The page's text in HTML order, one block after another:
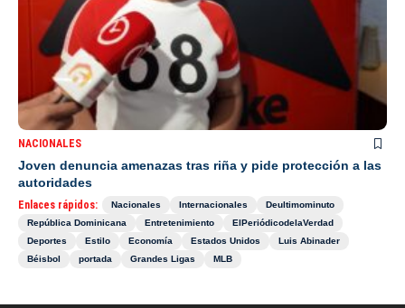
NACIONALES
Joven denuncia amenazas tras riña y pide protección a las
autoridades
Enlaces rápidos: Nacionales Internacionales
Deultimominuto
República Dominicana
Entretenimiento
ElPeriódicodelaVerdad
Deportes
Estilo Economía Estados Unidos
Luis Abinader
Béisbol
portada Grandes Ligas MLB